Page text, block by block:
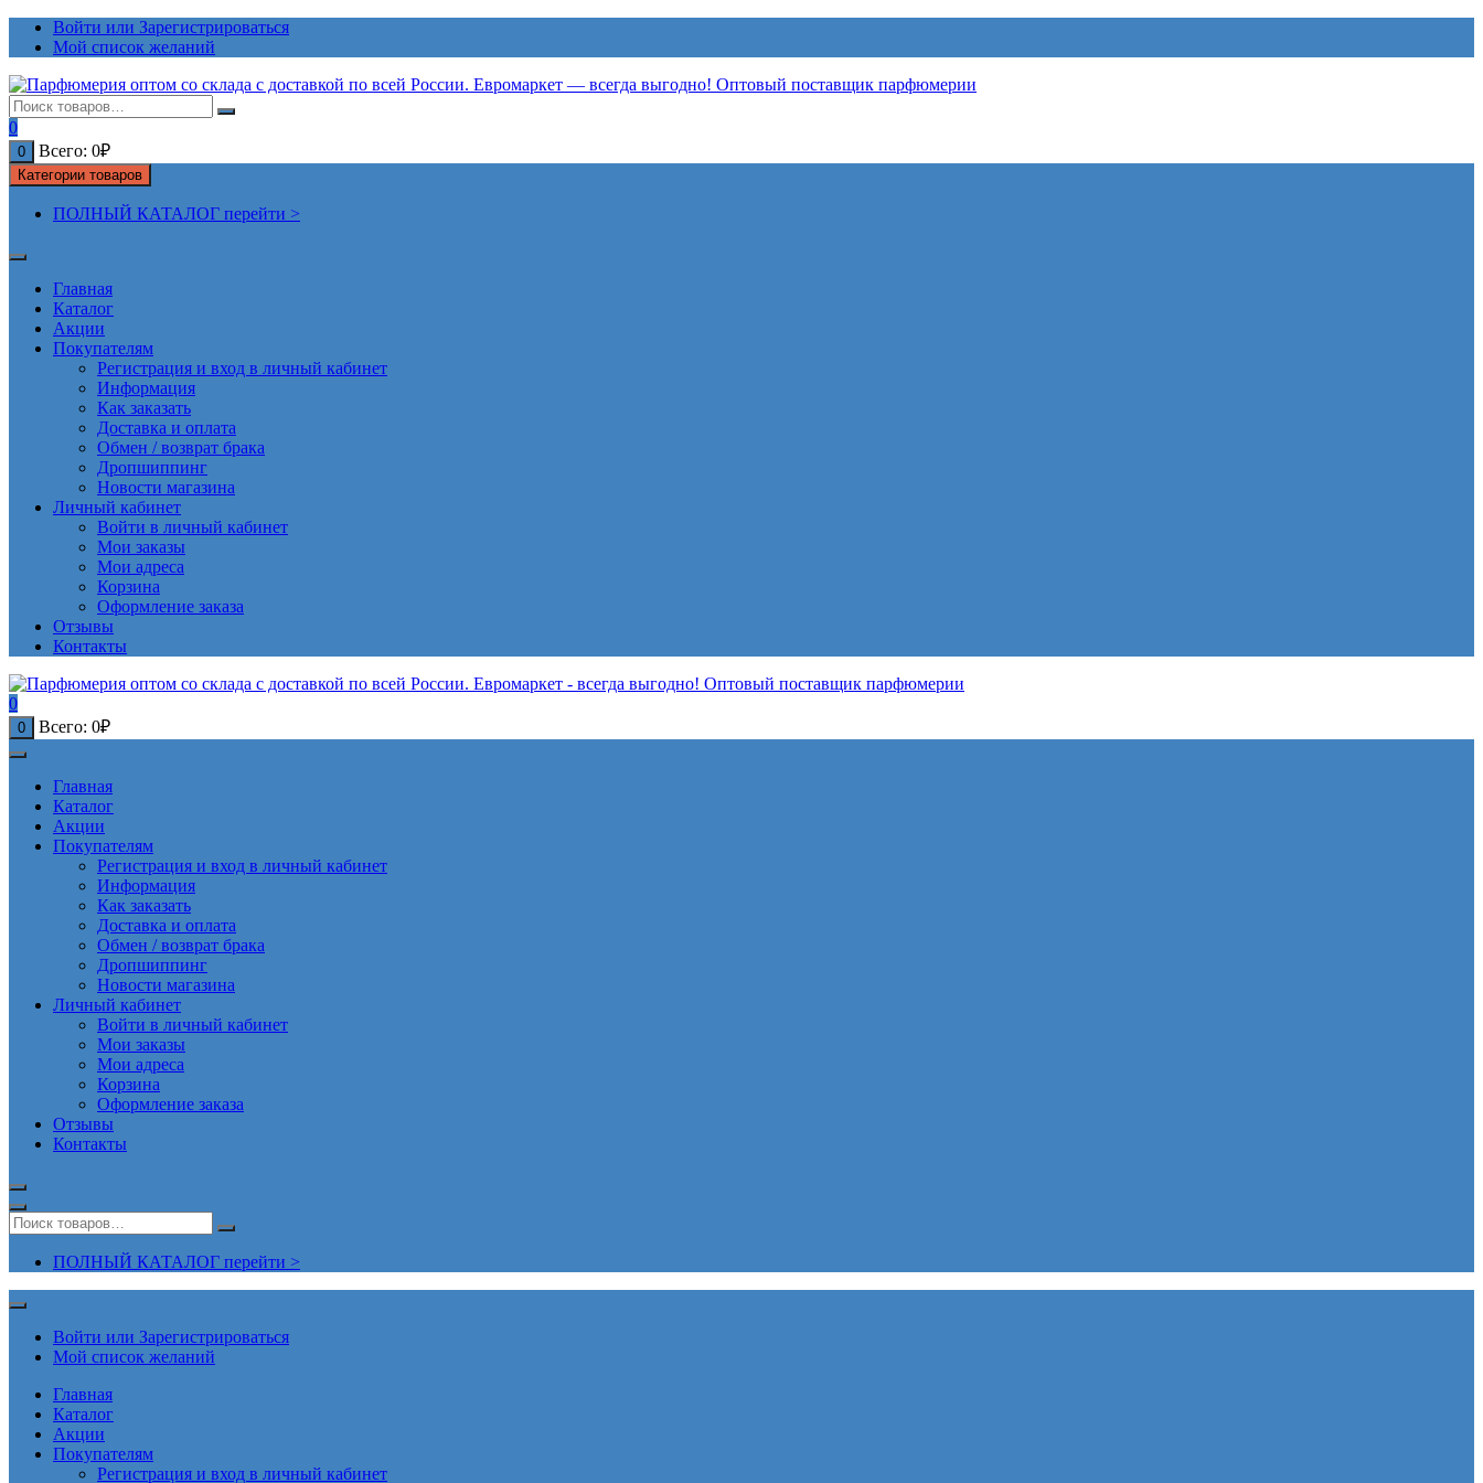
ПерейтиВойти или Зарегистрироваться
Мой список желаний
0
0 Всего: 0₽
Категории товаров
ПОЛНЫЙ КАТАЛОГ перейти >
Главная
Каталог
Акции
Покупателям
Регистрация и вход в личный кабинет
Информация
Как заказать
Доставка и оплата
Обмен / возврат брака
Дропшиппинг
Новости магазина
Личный кабинет
Войти в личный кабинет
Мои заказы
Мои адреса
Корзина
Оформление заказа
Отзывы
Контакты
0
0 Всего: 0₽
Главная
Каталог
Акции
Покупателям
Регистрация и вход в личный кабинет
Информация
Как заказать
Доставка и оплата
Обмен / возврат брака
Дропшиппинг
Новости магазина
Личный кабинет
Войти в личный кабинет
Мои заказы
Мои адреса
Корзина
Оформление заказа
Отзывы
Контакты
ПОЛНЫЙ КАТАЛОГ перейти >
Войти или Зарегистрироваться
Мой список желаний
Главная
Каталог
Акции
Покупателям
Регистрация и вход в личный кабинет